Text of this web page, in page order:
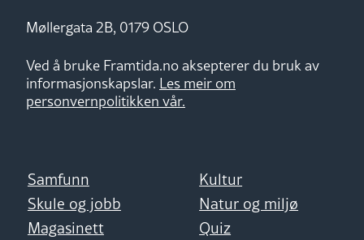
Møllergata 2B, 0179 OSLO
Ved å bruke Framtida.no aksepterer du bruk av
informasjonskapslar. Les meir om
personvernpolitikken vår.
Samfunn
Kultur
Skule og jobb
Natur og miljø
Magasinett
Quiz